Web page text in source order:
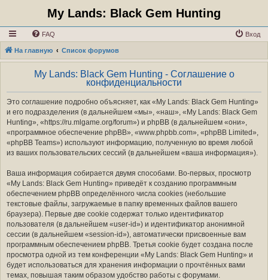
My Lands: Black Gem Hunting
FAQ Вход
На главную Список форумов
My Lands: Black Gem Hunting - Соглашение о
конфиденциальности
Это соглашение подробно объясняет, как «My Lands: Black Gem Hunting»
и его подразделения (в дальнейшем «мы», «наш», «My Lands: Black Gem
Hunting», «https://ru.mlgame.org/forum») и phpBB (в дальнейшем «они»,
«программное обеспечение phpBB», «www.phpbb.com», «phpBB Limited»,
«phpBB Teams») используют информацию, полученную во время любой
из ваших пользовательских сессий (в дальнейшем «ваша информация»).
Ваша информация собирается двумя способами. Во-первых, просмотр
«My Lands: Black Gem Hunting» приведёт к созданию программным
обеспечением phpBB определённого числа cookies (небольшие
текстовые файлы, загружаемые в папку временных файлов вашего
браузера). Первые две cookie содержат только идентификатор
пользователя (в дальнейшем «user-id») и идентификатор анонимной
сессии (в дальнейшем «session-id»), автоматически присвоенные вам
программным обеспечением phpBB. Третья cookie будет создана после
просмотра одной из тем конференции «My Lands: Black Gem Hunting» и
будет использоваться для хранения информации о прочтённых вами
темах, повышая таким образом удобство работы с форумами.